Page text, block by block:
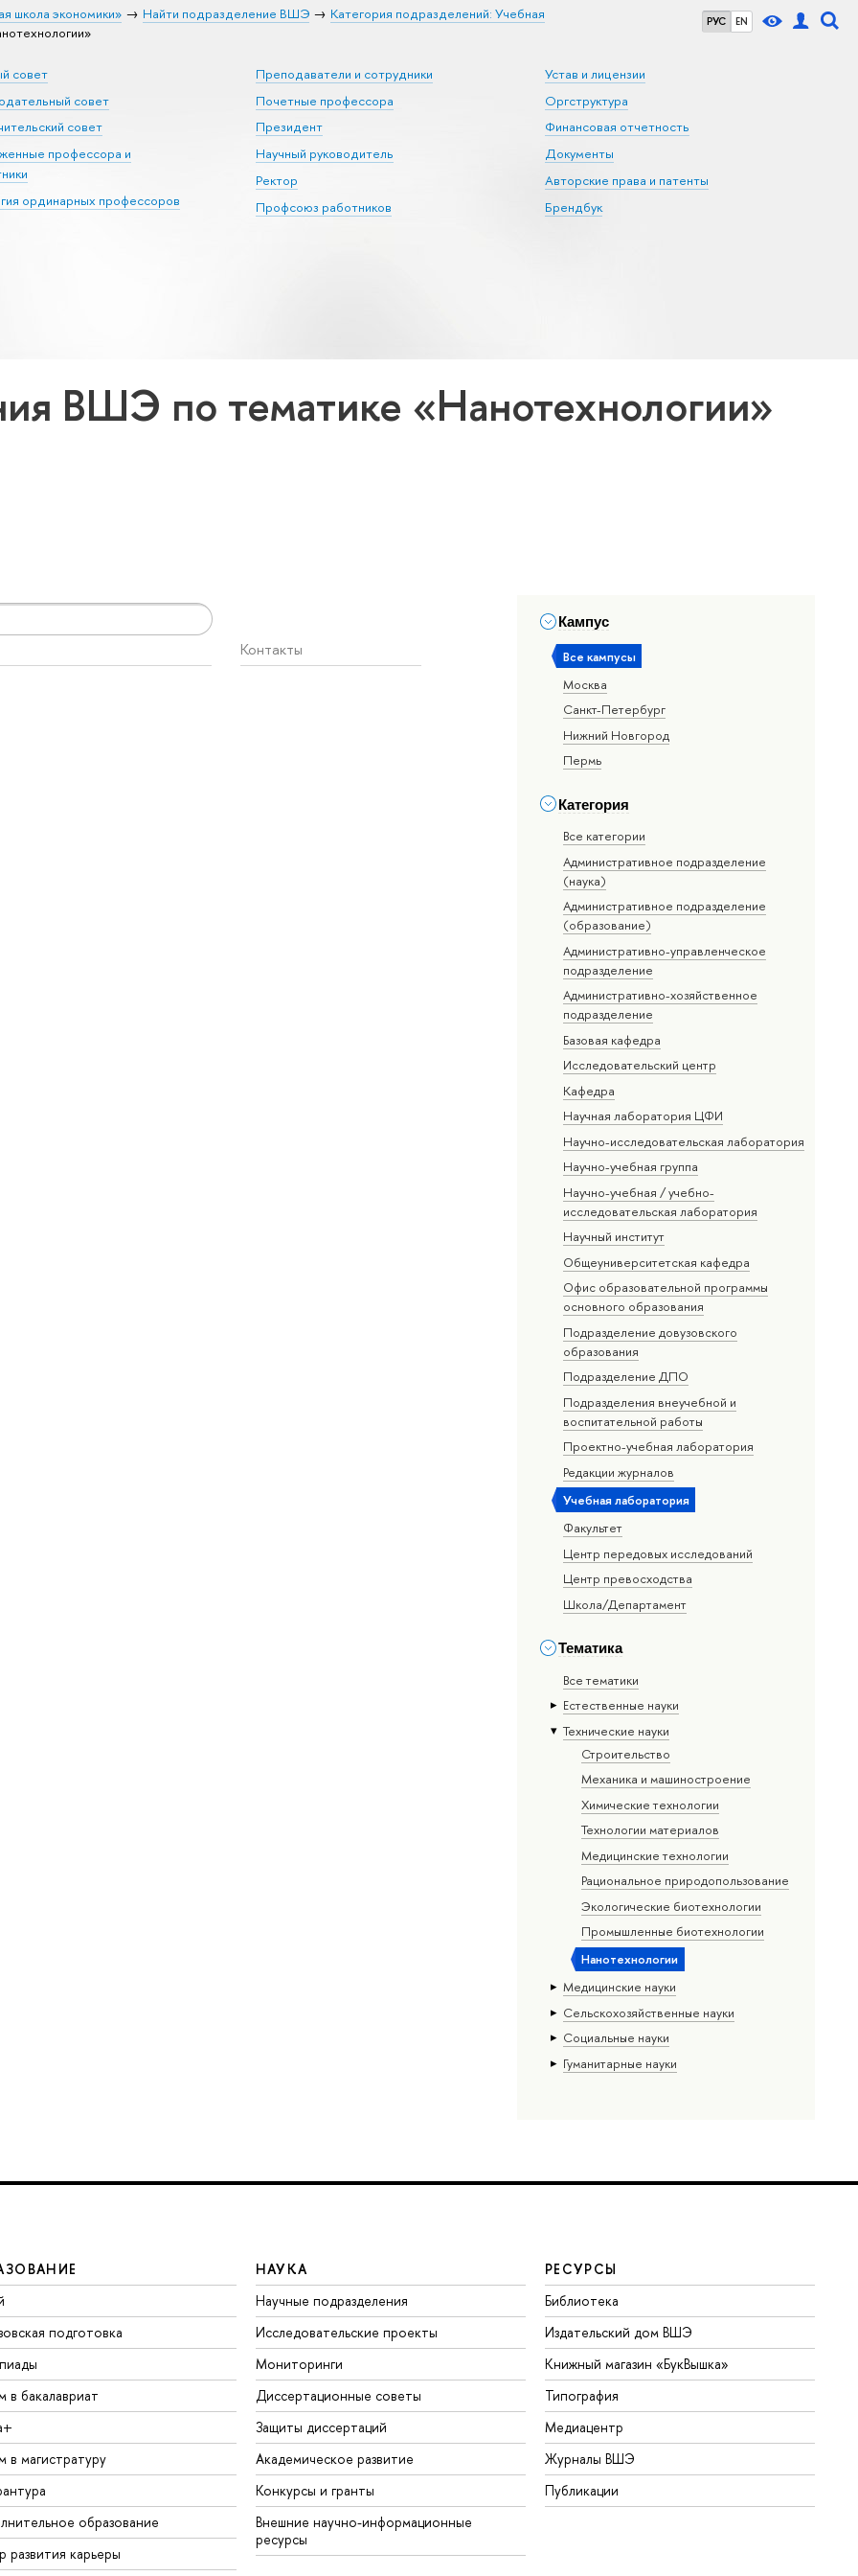
РУС EN
школа экономики» Найти подразделение ВШЭ
Категория подразделений: Учебная
совет
совет
совет
профессора и
ординарных профессоров
Преподаватели и сотрудники
Почетные профессора
Президент
Научный руководитель
Ректор
Профсоюз работников
Устав и лицензии
Оргструктура
Финансовая отчетность
Документы
Авторские права и патенты
Брендбук
ВШЭ по тематике «Нанотехнологии»
Кампус
Все кампусы
Москва
Санкт-Петербург
Нижний Новгород
Пермь
Категория
Все категории
Административное подразделение
(наука)
Административное подразделение
(образование)
Административно-управленческое
подразделение
Административно-хозяйственное
подразделение
Базовая кафедра
Исследовательский центр
Кафедра
Научная лаборатория ЦФИ
Научно-исследовательская лаборатория
Научно-учебная группа
Научно-учебная / учебно-
исследовательская лаборатория
Научный институт
Общеуниверситетская кафедра
Офис образовательной программы
основного образования
Подразделение довузовского
образования
Подразделение ДПО
Подразделения внеучебной и
воспитательной работы
Проектно-учебная лаборатория
Редакции журналов
Учебная лаборатория
Факультет
Центр передовых исследований
Центр превосходства
Школа/Департамент
Тематика
Все тематики
Естественные науки
Тех­ничес­кие науки
Строительство
Механика и машиностроение
Химические технологии
Технологии материалов
Медицинские технологии
Рациональное природопользование
Экологические биотехнологии
Промышленные биотехнологии
Нанотехнологии
Медицинские науки
Сельскохозяйственные науки
Социальные науки
Гуманитарные науки
Контакты
подготовка
в бакалавриат
в магистратуру
образование
развития карьеры
НАУКА
Научные подразделения
Исследовательские проекты
Мониторинги
Диссертационные советы
Защиты диссертаций
Академическое развитие
Конкурсы и гранты
Внешние научно-информационные
ресурсы
РЕСУРСЫ
Библиотека
Издательский дом ВШЭ
Книжный магазин «БукВышка»
Типография
Медиацентр
Журналы ВШЭ
Публикации